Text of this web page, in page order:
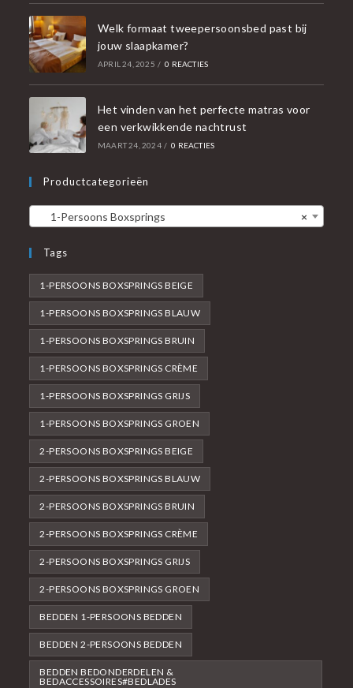
Welk formaat tweepersoonsbed past bij
jouw slaapkamer?
APRIL 24, 2025 / 0 REACTIES
Het vinden van het perfecte matras voor
een verkwikkende nachtrust
MAART 24, 2024 / 0 REACTIES
Productcategorieën
×
1-Persoons Boxsprings
Tags
1-PERSOONS BOXSPRINGS BEIGE
1-PERSOONS BOXSPRINGS BLAUW
1-PERSOONS BOXSPRINGS BRUIN
1-PERSOONS BOXSPRINGS CRÈME
1-PERSOONS BOXSPRINGS GRIJS
1-PERSOONS BOXSPRINGS GROEN
2-PERSOONS BOXSPRINGS BEIGE
2-PERSOONS BOXSPRINGS BLAUW
2-PERSOONS BOXSPRINGS BRUIN
2-PERSOONS BOXSPRINGS CRÈME
2-PERSOONS BOXSPRINGS GRIJS
2-PERSOONS BOXSPRINGS GROEN
BEDDEN 1-PERSOONS BEDDEN
BEDDEN 2-PERSOONS BEDDEN
BEDDEN BEDONDERDELEN &
BEDACCESSOIRES#BEDLADES